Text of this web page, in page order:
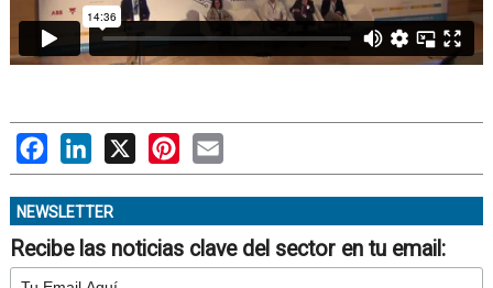
FacebookLinkedIn
X PinterestEmail
NEWSLETTER
Recibe las noticias clave del sector en tu email: